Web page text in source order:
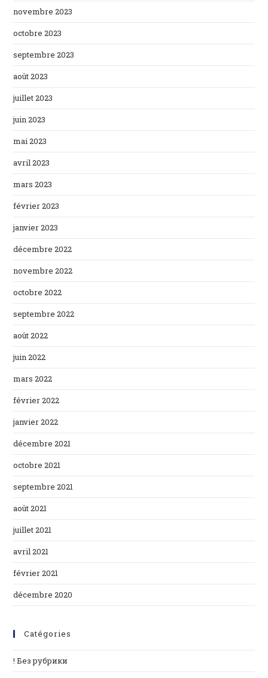
novembre 2023
octobre 2023
septembre 2023
août 2023
juillet 2023
juin 2023
mai 2023
avril 2023
mars 2023
février 2023
janvier 2023
décembre 2022
novembre 2022
octobre 2022
septembre 2022
août 2022
juin 2022
mars 2022
février 2022
janvier 2022
décembre 2021
octobre 2021
septembre 2021
août 2021
juillet 2021
avril 2021
février 2021
décembre 2020
Catégories
! Без рубрики